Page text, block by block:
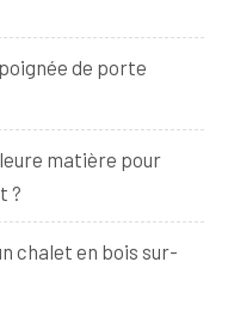
de porte
matière pour
?
chalet en bois sur-